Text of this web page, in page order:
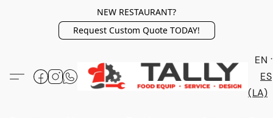
NEW RESTAURANT?
Request Custom Quote TODAY!
EN
ES
(LA)